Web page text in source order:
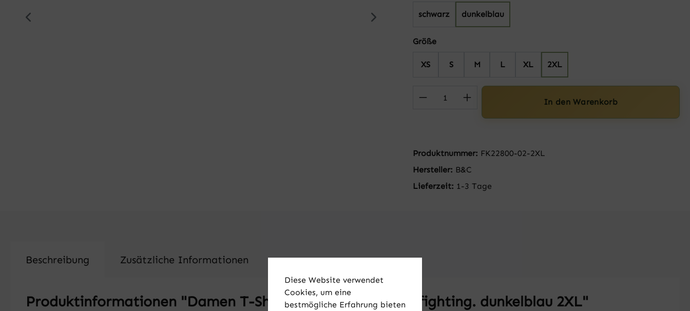
schwarz dunkelblau
Größeauswählen
XS S M L XL 2XL
Produkt Anzahl: Gib den gewünschten Wert
In den Warenkorb
Produktnummer: FK22800-02-2XL
Hersteller: B&C
Lieferzeit: 1-3 Tage
Beschreibung Zusätzliche Informationen
Produktinformationen "Damen T-Shirt - Don't stop. Keep fighting. dunkelblau 2XL"
Diese Website verwendet
Cookies, um eine
bestmögliche Erfahrung bieten